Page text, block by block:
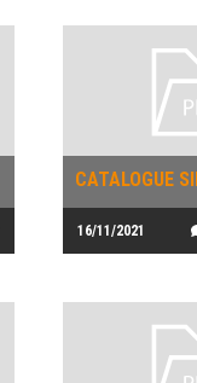
16/11/2021